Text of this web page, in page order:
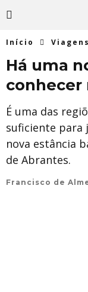
Início Viagens
Há uma
conhecer
É uma das
suficiente para
nova estância
de Abrantes.
Francisco de